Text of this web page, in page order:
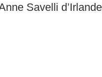
Savelli d’Irlande